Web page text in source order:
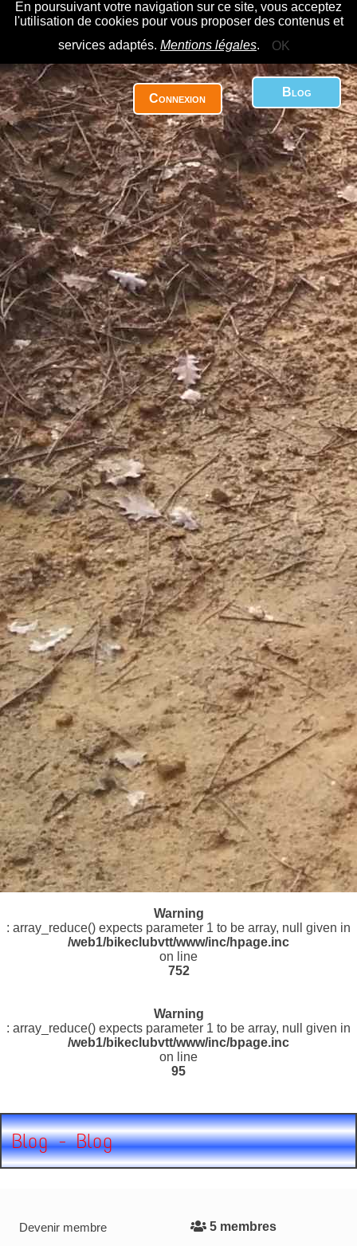
En poursuivant votre navigation sur ce site, vous acceptez
l'utilisation de cookies pour vous proposer des contenus et
services adaptés. Mentions légales. OK
Connexion Blog
Warning
: array_reduce() expects parameter 1 to be array, null given in
/web1/bikeclubvtt/www/inc/hpage.inc
on line
752
Blog - Blog
Devenir membre 5 membres
Warning
: array_reduce() expects parameter 1 to be array, null given in
/web1/bikeclubvtt/www/inc/bpage.inc
on line
95